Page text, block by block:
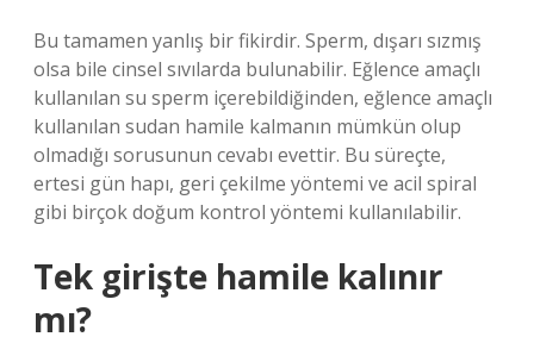
Bu tamamen yanlış bir fikirdir. Sperm, dışarı sızmış
olsa bile cinsel sıvılarda bulunabilir. Eğlence amaçlı
kullanılan su sperm içerebildiğinden, eğlence amaçlı
kullanılan sudan hamile kalmanın mümkün olup
olmadığı sorusunun cevabı evettir. Bu süreçte,
ertesi gün hapı, geri çekilme yöntemi ve acil spiral
gibi birçok doğum kontrol yöntemi kullanılabilir.
Tek girişte hamile kalınır
mı?